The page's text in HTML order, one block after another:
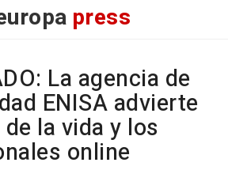
press
La agencia de
ENISA advierte
la vida y los
online